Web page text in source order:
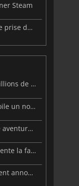
Steam
Des cartes de logiciels malveillants et une prise de contrôle de Discord ont touché Meccha Chameleon
Resident Evil: Veronica dépasse déjà 2 millions de wishlists
Beast of Reincarnation : Game Freak dévoile un nouveau pari
Big Walk est disponible : partez pour une aventure entre amis
Warhammer 40 000 : Dawn of War 4 présente la faction des Nécrons
Le DLC Nioh 3 : Hell Rising est officiellement annoncé